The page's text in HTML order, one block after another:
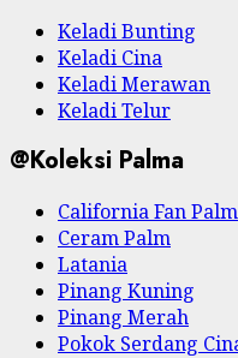
Keladi Bunting
Keladi Cina
Keladi Merawan
Keladi Telur
@Koleksi Palma
California Fan Palm
Ceram Palm
Latania
Pinang Kuning
Pinang Merah
Pokok Serdang